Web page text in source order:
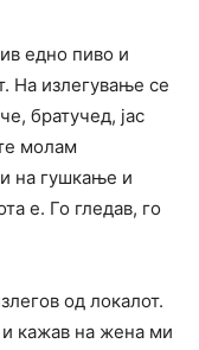
едно пиво и
На излегување се
братучед, јас
молам
на гушкање и
е. Го гледав, го
од локалот.
кажав на жена ми